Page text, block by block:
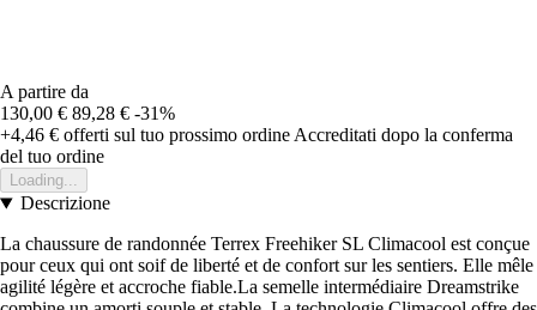
A partire da
130,00 € 89,28 € -31%
+4,46 € offerti sul tuo prossimo ordineAccreditati dopo la conferma
del tuo ordine
Loading...
Descrizione
La chaussure de randonnée Terrex Freehiker SL Climacool est conçue
pour ceux qui ont soif de liberté et de confort sur les sentiers. Elle mêle
agilité légère et accroche fiable.La semelle intermédiaire Dreamstrike